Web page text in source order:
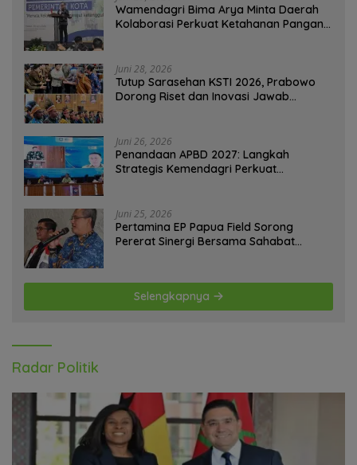
Wamendagri Bima Arya Minta Daerah
Kolaborasi Perkuat Ketahanan Pangan
Juni 28, 2026
Tutup Sarasehan KSTI 2026, Prabowo
Dorong Riset dan Inovasi Jawab
Juni 26, 2026
Penandaan APBD 2027: Langkah
Strategis Kemendagri Perkuat
Juni 25, 2026
Pertamina EP Papua Field Sorong
Pererat Sinergi Bersama Sahabat
Selengkapnya
Radar Politik